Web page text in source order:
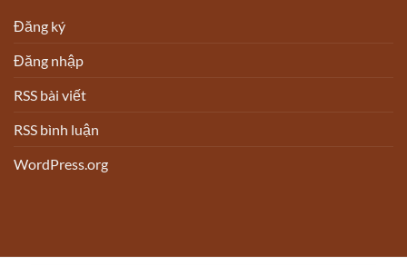
Đăng ký
Đăng nhập
RSS bài viết
RSS bình luận
WordPress.org